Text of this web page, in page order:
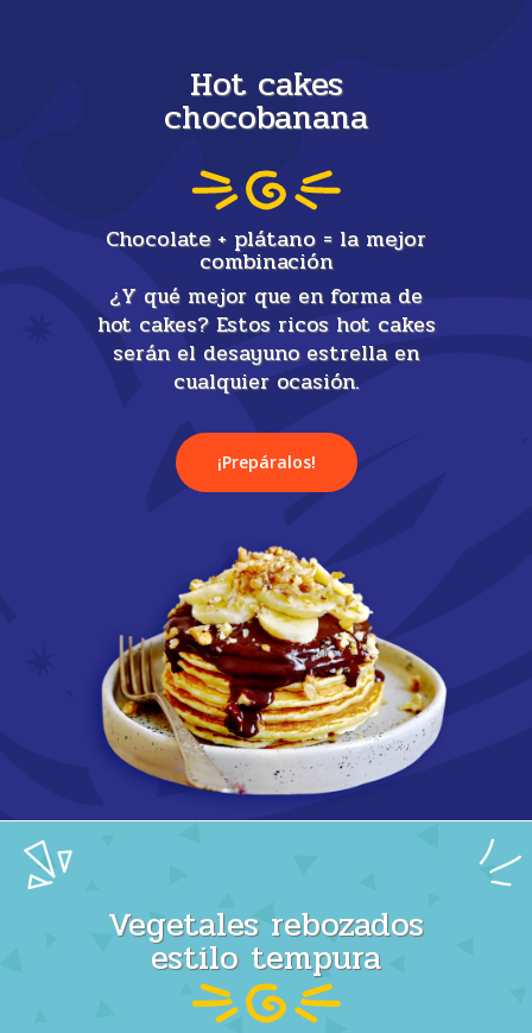
Hot cakes
chocobanana
Chocolate + plátano = la mejor
combinación
¿Y qué mejor que en forma de
hot cakes? Estos ricos hot cakes
serán el desayuno estrella en
cualquier ocasión.
¡Prepáralos!
Vegetales rebozados
estilo tempura